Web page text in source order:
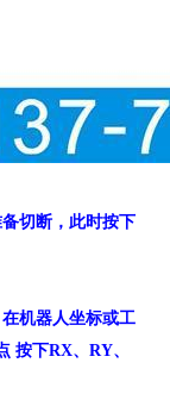
切断，此时按下
机器人坐标或工
按下RX、RY、